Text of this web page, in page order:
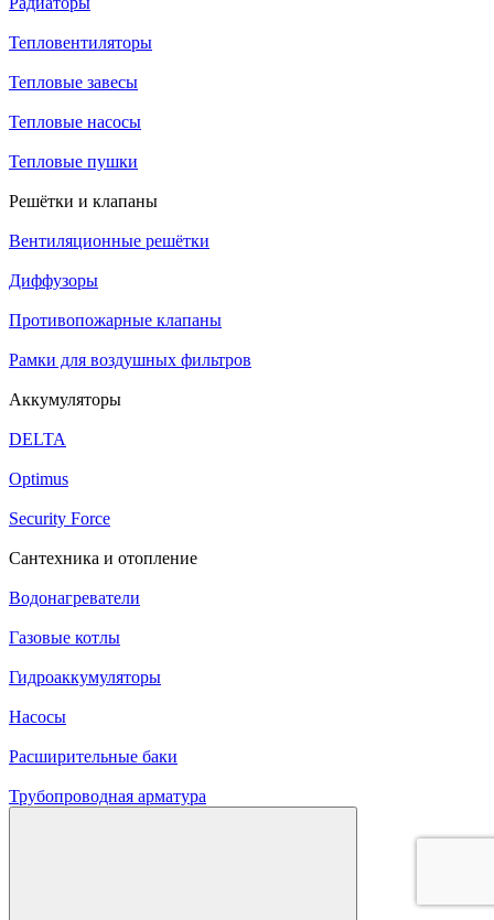
Тепловентиляторы
Тепловые завесы
Тепловые насосы
Тепловые пушки
Решётки и клапаны
Вентиляционные решётки
Диффузоры
Противопожарные клапаны
Рамки для воздушных фильтров
Аккумуляторы
DELTA
Optimus
Security Force
Сантехника и отопление
Водонагреватели
Газовые котлы
Гидроаккумуляторы
Насосы
Расширительные баки
Трубопроводная арматура